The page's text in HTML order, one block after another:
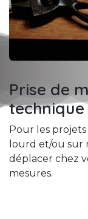
Prise de
Pour les
lourd et/ou sur
déplacer chez
mesures.